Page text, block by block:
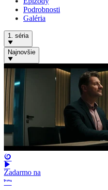
Podrobnosti
Galéria
1. séria
Najnovšie
Zadarmo na